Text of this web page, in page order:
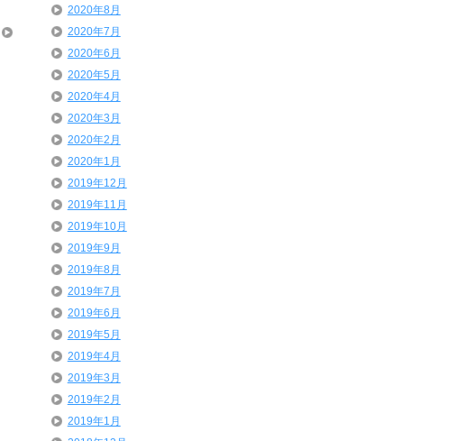
2020年8月
2020年7月
2020年6月
2020年5月
2020年4月
2020年3月
2020年2月
2020年1月
2019年12月
2019年11月
2019年10月
2019年9月
2019年8月
2019年7月
2019年6月
2019年5月
2019年4月
2019年3月
2019年2月
2019年1月